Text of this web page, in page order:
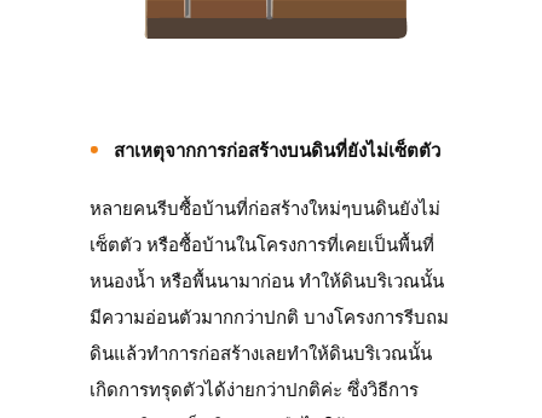
สาเหตุจากการก่อสร้างบนดินที่ยังไม่เซ็ตตัว
หลายคนรีบซื้อบ้านที่ก่อสร้างใหม่ๆบนดินยังไม่
เซ็ตตัว หรือซื้อบ้านในโครงการที่เคยเป็นพื้นที่
หนองน้ำ หรือพื้นนามาก่อน ทำให้ดินบริเวณนั้น
มีความอ่อนตัวมากกว่าปกติ บางโครงการรีบถม
ดินแล้วทำการก่อสร้างเลยทำให้ดินบริเวณนั้น
เกิดการทรุดตัวได้ง่ายกว่าปกติค่ะ ซึ่งวิธีการ